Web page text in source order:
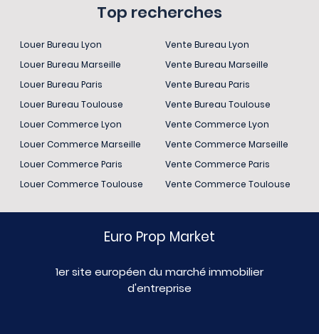
Top recherches
Louer Bureau Lyon
Louer Bureau Marseille
Louer Bureau Paris
Louer Bureau Toulouse
Louer Commerce Lyon
Louer Commerce Marseille
Louer Commerce Paris
Louer Commerce Toulouse
Vente Bureau Lyon
Vente Bureau Marseille
Vente Bureau Paris
Vente Bureau Toulouse
Vente Commerce Lyon
Vente Commerce Marseille
Vente Commerce Paris
Vente Commerce Toulouse
Euro Prop Market
1er site européen du marché immobilier
d'entreprise